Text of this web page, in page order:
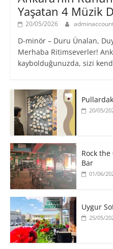
Yaşatan 4 Müzik
20/05/2026
D-minör – Duru Ünalan,
Merhaba Ritimseverler!
kaybolduğunuzda, sizi
20/05/
Rock the
Bar
01/06/
Uygur
25/05/